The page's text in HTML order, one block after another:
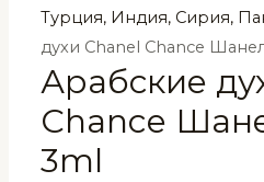
Турция, Индия, Сирия,
духи Chanel Chance
Арабские
Chance
3ml